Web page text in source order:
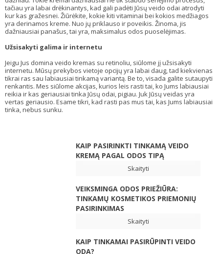
tačiau yra labai drėkinantys, kad gali padėti Jūsų veido odai atrodyti
kur kas gražesnei. Žiūrėkite, kokie kiti vitaminai bei kokios medžiagos
yra derinamos kreme. Nuo jų priklauso ir poveikis. Žinoma, jis
dažniausiai panašus, tai yra, maksimalus odos puoselėjimas.
Užsisakyti galima ir internetu
Jeigu Jus domina veido kremas su retinoliu, siūlome jį užsisakyti
internetu. Mūsų prekybos vietoje opcijų yra labai daug, tad kiekvienas
tikrai ras sau labiausiai tinkamą variantą. Be to, visada galite sutaupyti
renkantis. Mes siūlome akcijas, kurios leis rasti tai, ko Jums labiausiai
reikia ir kas geriausiai tinka Jūsų odai, pigiau. Juk Jūsų veidas yra
vertas geriausio. Esame tikri, kad rasti pas mus tai, kas Jums labiausiai
tinka, nebus sunku.
KAIP PASIRINKTI TINKAMĄ VEIDO
KREMĄ PAGAL ODOS TIPĄ
Skaityti
VEIKSMINGA ODOS PRIEŽIŪRA:
TINKAMŲ KOSMETIKOS PRIEMONIŲ
PASIRINKIMAS
Skaityti
KAIP TINKAMAI PASIRŪPINTI VEIDO
ODA?